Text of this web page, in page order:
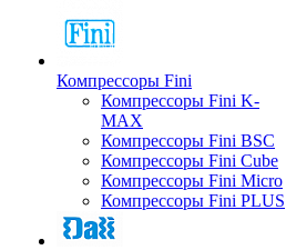
Компрессоры Fini
Компрессоры Fini K-
MAX
Компрессоры Fini BSC
Компрессоры Fini Cube
Компрессоры Fini Micro
Компрессоры Fini PLUS